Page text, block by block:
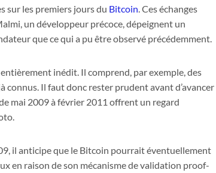
sur les premiers jours du Bitcoin . Ces échanges
un développeur précoce, dépeignent un
que ce qui a pu être observé précédemment.
inédit. Il comprend, par exemple, des
connus. Il faut donc rester prudent avant d’avancer
mai 2009 à février 2011 offrent un regard
il anticipe que le Bitcoin pourrait éventuellement
en raison de son mécanisme de validation proof-